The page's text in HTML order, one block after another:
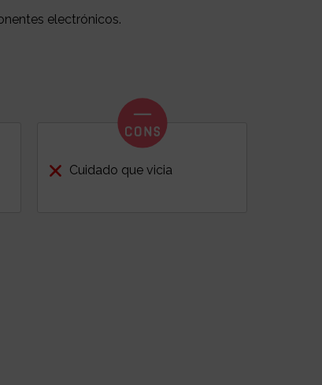
electrónicos.
Cuidado que vicia